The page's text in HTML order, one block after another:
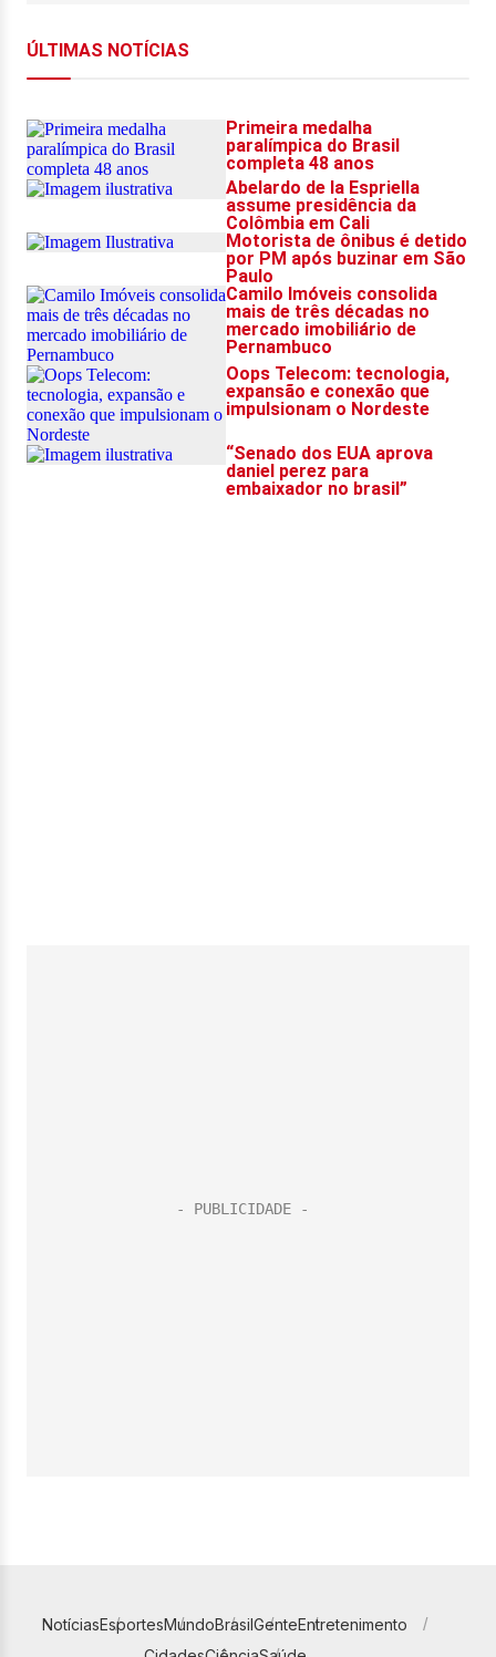
NotíciasEsportesMundoBrasilGenteEntretenimento